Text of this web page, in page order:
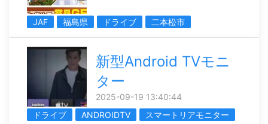
JAF 福島県 ドライブ 二本松市
新型Android TVモニ
ター
2025-09-19 13:40:44
ドライブ
ANDROIDTV スマートリアモニター